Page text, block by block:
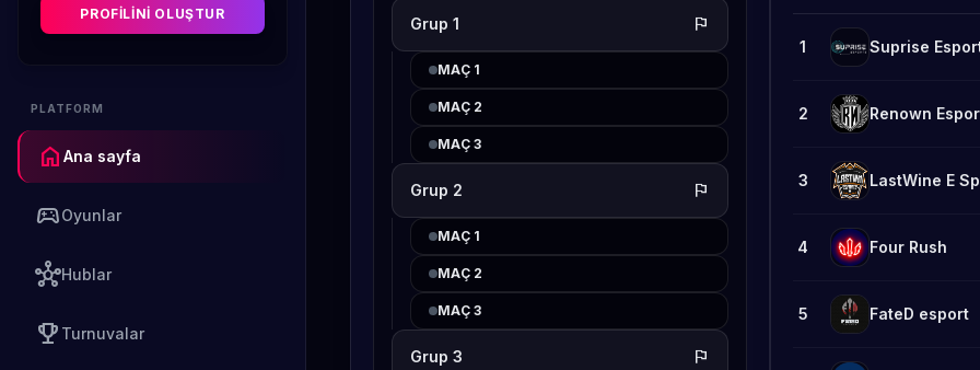
PROFILINI OLUŞTUR
PLATFORM
home Ana sayfa
sports_esportsOyunlar
hubHublar
emoji_events Turnuvalar
Grup 1 flag
MAÇ 1
MAÇ 2
MAÇ 3
Grup 2 flag
MAÇ 1
MAÇ 2
MAÇ 3
Grup 3 flag
1 Suprise
2 Renown
3 LastWine E
4 Four Rush
5 FateD esport